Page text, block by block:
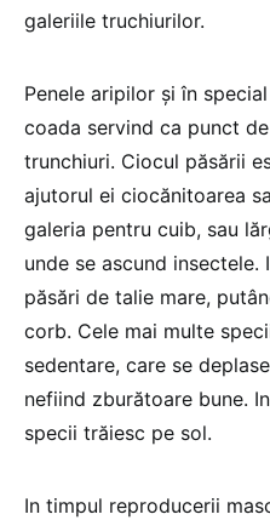
galeriile truchiurilor.
Penele aripilor şi în
coada servind ca punct
trunchiuri. Ciocul păsării
ajutorul ei ciocănitoarea
galeria pentru cuib, sau
unde se ascund insectele.
păsări de talie mare,
corb. Cele mai multe
sedentare, care se
nefiind zburătoare bune.
specii trăiesc pe sol.
In timpul reproducerii